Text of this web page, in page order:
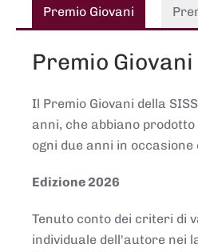
Premio Giovani
Premio Giovani
Il Premio Giovani della
anni, che abbiano
ogni due anni in occasione
Edizione 2026
Tenuto conto dei criteri di
individuale dell'autore nei